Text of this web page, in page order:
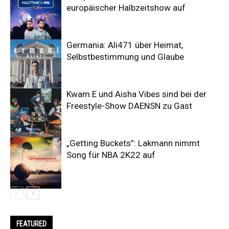
europäischer Halbzeitshow auf
Germania: Ali471 über Heimat,
Selbstbestimmung und Glaube
Kwam.E und Aisha Vibes sind bei der
Freestyle-Show DAENSN zu Gast
„Getting Buckets”: Lakmann nimmt
Song für NBA 2K22 auf
FEATURED